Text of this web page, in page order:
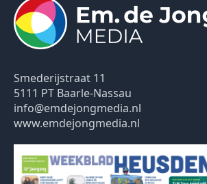
Smederijstraat 11
5111 PT Baarle-Nassau
info@emdejongmedia.nl
www.emdejongmedia.nl